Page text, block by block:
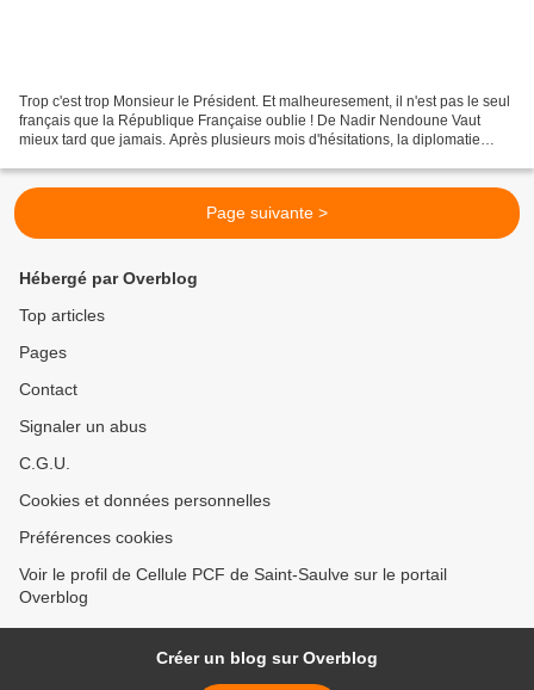
Trop c'est trop Monsieur le Président. Et malheuresement, il n'est pas le seul
français que la République Française oublie ! De Nadir Nendoune Vaut
mieux tard que jamais. Après plusieurs mois d'hésitations, la diplomatie
Page suivante >
Hébergé par Overblog
Top articles
Pages
Contact
Signaler un abus
C.G.U.
Cookies et données personnelles
Préférences cookies
Voir le profil de Cellule PCF de Saint-Saulve sur le portail
Overblog
Créer un blog sur Overblog